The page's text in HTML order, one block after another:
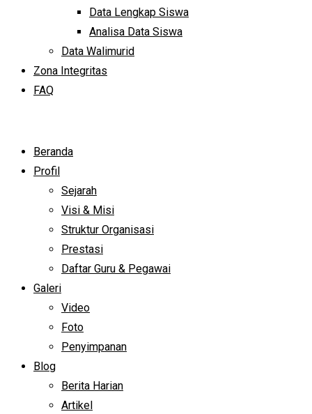
Data Lengkap Siswa
Analisa Data Siswa
Data Walimurid
Zona Integritas
FAQ
Beranda
Profil
Sejarah
Visi & Misi
Struktur Organisasi
Prestasi
Daftar Guru & Pegawai
Galeri
Video
Foto
Penyimpanan
Blog
Berita Harian
Artikel